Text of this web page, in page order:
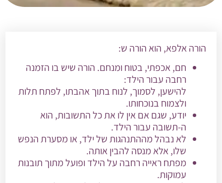
הורה אלפא, הוא הורה ש:
חם, אכפתי, בטוח ומנחם. הורה שיש בו הזמנה
רחבה עבור הילד:
להישען, לסמוך, לנוח בתוך אהבתו, לפתח תלות
ולצמוח בנוכחותו.
יודע, שגם אם אין לו את כל התשובות, הוא
ה-תשובה עבור הילד.
לא נבהל מההתנהגות של ילד, או מסערת הנפש
שלו, אלא מנסה להבין אותה.
מפתח ראייה רחבה על הילד ופועל מתוך תובנות
עמוקות.